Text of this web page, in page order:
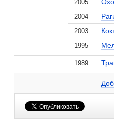
2005
2004
2003
1995
1989
Географ глобус пропил
Агриппина Стеклова на
,